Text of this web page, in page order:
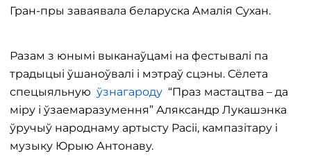
Гран-пры заваявала беларуска Амалія Сухан.
Разам з юнымі выканаўцамі на фестывалі па
традыцыі ўшаноўвалі і мэтраў сцэны. Сёлета
спецыяльную ўзнагароду “Праз мастацтва – да
міру і ўзаемаразумення” Аляксандр Лукашэнка
ўручыў народнаму артысту Расіі, кампазітару і
музыку Юрыю Антонаву.